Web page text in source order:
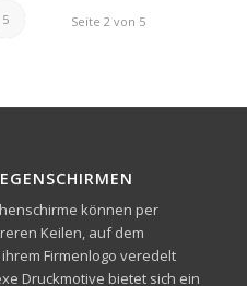
Seite 2 von 5
5
können per
Keilen, auf dem
Firmenlogo veredelt
Druckmotive bietet sich ein